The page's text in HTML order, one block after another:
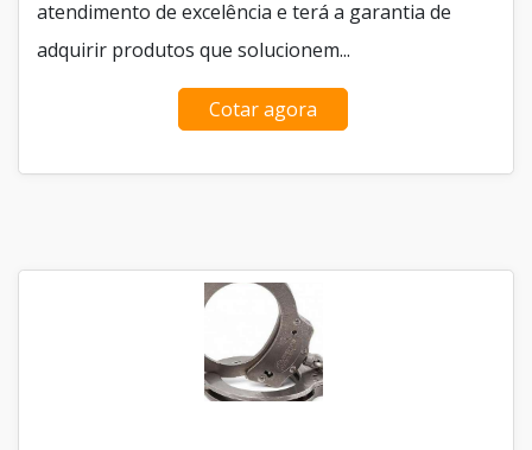
atendimento de excelência e terá a garantia de
adquirir produtos que solucionem...
Cotar agora